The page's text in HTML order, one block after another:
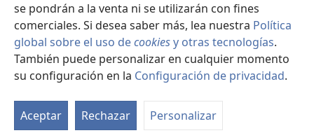
se pondrán a la venta ni se utilizarán con fines
comerciales. Si desea saber más, lea nuestra Política
global sobre el uso decookiesy otras tecnologías.
También puede personalizar en cualquier momento
su configuración en la Configuración de privacidad.
Aceptar Rechazar Personalizar
Copyright© 2026 Watch Tower Bible and Tract Society of Pennsylvania.
IMAYNA SERVICHIKUNAPAQ
|WAQAYCHASQA KANANPAQ
|
CONFIGURACIÓN DE PRIVACIDAD